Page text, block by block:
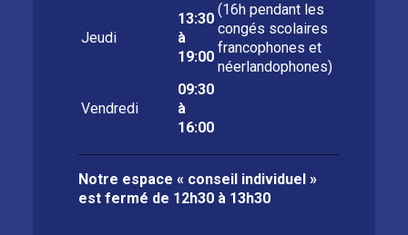
Jeudi
13:30
à
19:00
(16h pendant les
congés scolaires
francophones et
néerlandophones)
Vendredi
09:30
à
16:00
Notre espace « conseil individuel »
est fermé de 12h30 à 13h30